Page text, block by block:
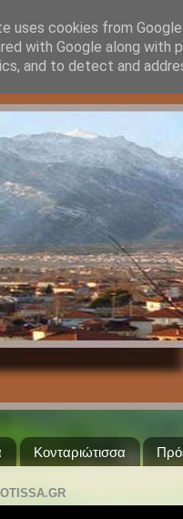
Κονταριώτισσα
uses cookies from
with Google along with
and to detect and